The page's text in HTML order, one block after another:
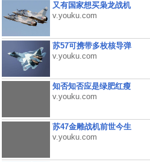
又有国家想买枭龙战机
v.youku.com
苏57可携带多枚核导弹
v.youku.com
知否知否应是绿肥红瘦
v.youku.com
苏47金雕战机前世今生
v.youku.com